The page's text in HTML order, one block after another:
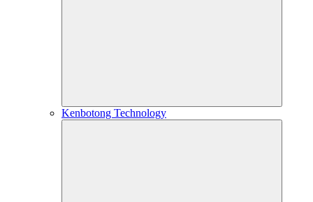
Kenbotong Technology